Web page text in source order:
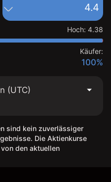
4.4
Hoch: 4.38
Käufer:
100%
(UTC)
sind kein zuverlässiger
Die Aktienkurse
den aktuellen